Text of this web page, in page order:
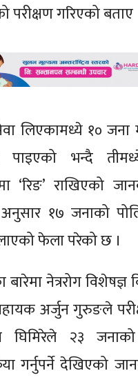
परीक्षण गरिएको बताए
लिएकामध्ये १० जना
भन्दै
‘रिङ’ राखिएको
१७ जनाको
फेला परेको छ ।
नेत्ररोग विशेषज्ञ
अर्जुन गुरुङले
घिमिरेले २३ जनाको
गर्नुपर्ने देखिएको